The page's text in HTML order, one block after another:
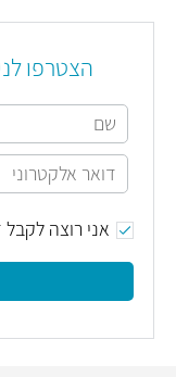
הצטרפו
אני רוצה לקבל